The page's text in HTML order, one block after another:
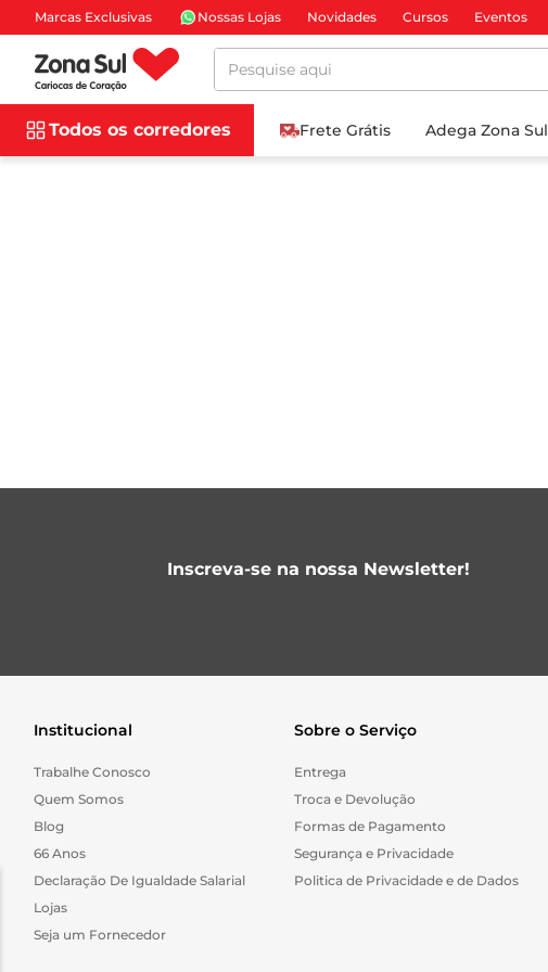
Marcas Exclusivas Nossas Lojas Novidades Cursos Eventos
Pesquise aqui
Todos os corredores Frete Grátis Adega Zona Sul
Inscreva-se na nossa Newsletter!
Institucional
Trabalhe Conosco
Quem Somos
Blog
66 Anos
Declaração De Igualdade Salarial
Lojas
Seja um Fornecedor
Sobre o Serviço
Entrega
Troca e Devolução
Formas de Pagamento
Segurança e Privacidade
Politica de Privacidade e de Dados